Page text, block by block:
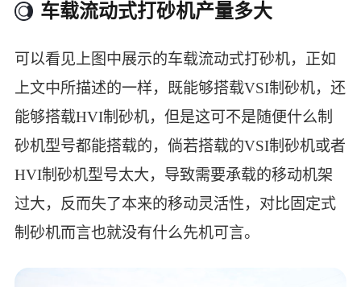
车载流动式打砂机产量多大
可以看见上图中展示的车载流动式打砂机，正如
上文中所描述的一样，既能够搭载VSI制砂机，还
能够搭载HVI制砂机，但是这可不是随便什么制
砂机型号都能搭载的，倘若搭载的VSI制砂机或者
HVI制砂机型号太大，导致需要承载的移动机架
过大，反而失了本来的移动灵活性，对比固定式
制砂机而言也就没有什么先机可言。